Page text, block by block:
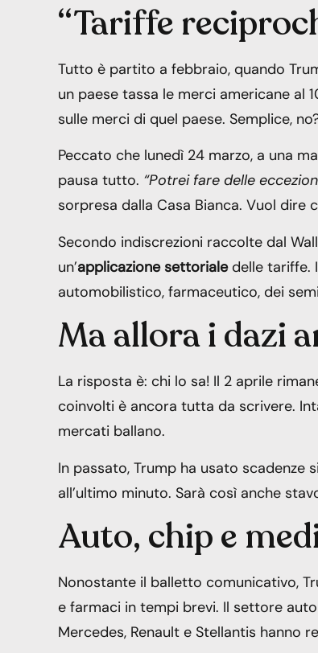
“Tariffe
Tutto è partito a febbraio, quando
un paese tassa le merci americane al
sulle merci di quel paese. Semplice,
Peccato che lunedì 24 marzo, a una
pausa tutto. “Potrei fare delle
sorpresa dalla Casa Bianca. Vuol dire
Secondo indiscrezioni raccolte dal
un’applicazione settorialedelle tariffe.
automobilistico, farmaceutico, dei
Ma allora i dazi
La risposta è: chi lo sa! Il 2 aprile
coinvolti è ancora tutta da scrivere.
mercati ballano.
In passato, Trump ha usato
all’ultimo minuto. Sarà così anche
Auto, chip e
Nonostante il balletto comunicativo,
e farmaci in tempi brevi. Il settore
Mercedes, Renault e Stellantis hanno